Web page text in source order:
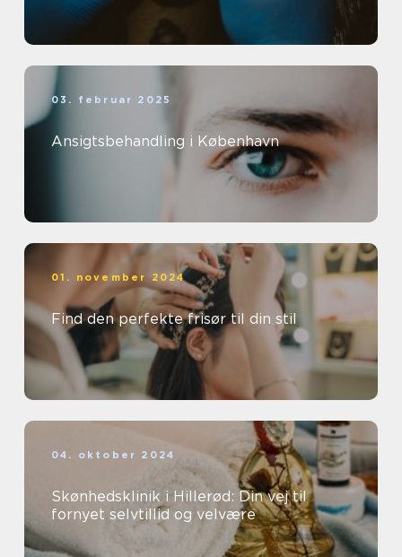
03. februar 2025
Ansigtsbehandling i København
01. november 2024
Find den perfekte frisør til din stil
04. oktober 2024
Skønhedsklinik i Hillerød: Din vej til
fornyet selvtillid og velvære